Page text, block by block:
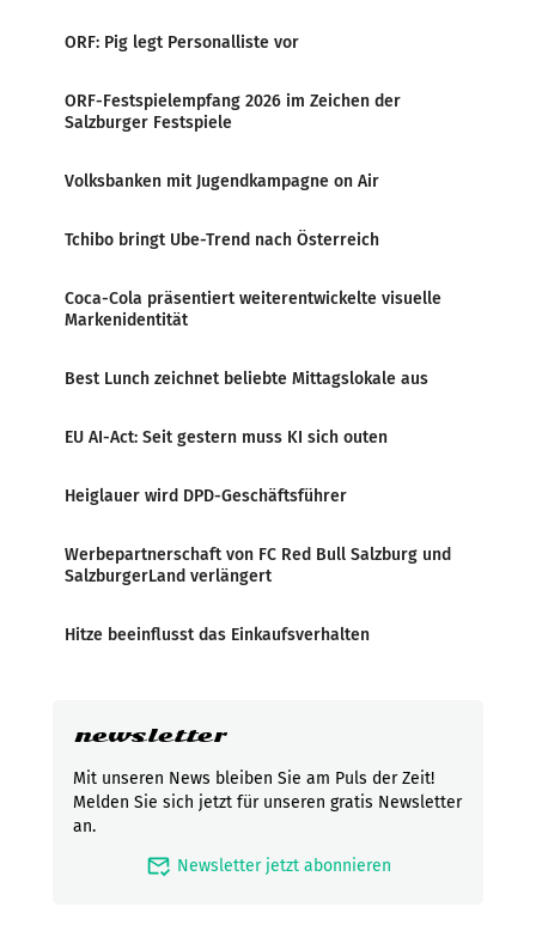
ORF: Pig legt Personalliste vor
ORF-Festspielempfang 2026 im Zeichen der
Salzburger Festspiele
Volksbanken mit Jugendkampagne on Air
Tchibo bringt Ube-Trend nach Österreich
Coca-Cola präsentiert weiterentwickelte visuelle
Markenidentität
Best Lunch zeichnet beliebte Mittagslokale aus
EU AI-Act: Seit gestern muss KI sich outen
Heiglauer wird DPD-Geschäftsführer
Werbepartnerschaft von FC Red Bull Salzburg und
SalzburgerLand verlängert
Hitze beeinflusst das Einkaufsverhalten
newsletter
Mit unseren News bleiben Sie am Puls der Zeit!
Melden Sie sich jetzt für unseren gratis Newsletter
an.
mark_email_read Newsletter jetzt abonnieren